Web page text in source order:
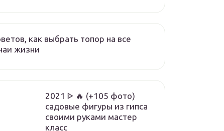
как выбрать топор на все
жизни
2021 ᐈ 🔥 (+105 фото)
садовые фигуры из гипса
своими руками мастер
класс